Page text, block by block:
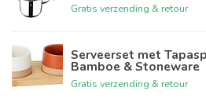
Gratis verzending & retour
Serveerset met
Bamboe & Stoneware
Gratis verzending & retour